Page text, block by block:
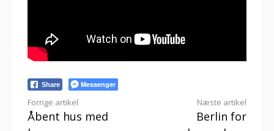
Share Messenger
Læs
Forrige artikel
Åbent hus med
Næste artikel
Berlin for